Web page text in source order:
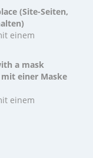
(Site-Seiten,
einem
a mask
mit einer Maske
einem